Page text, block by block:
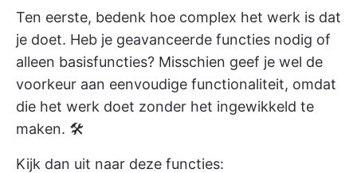
Ten eerste, bedenk hoe complex het werk is dat
je doet. Heb je geavanceerde functies nodig of
alleen basisfuncties? Misschien geef je wel de
voorkeur aan eenvoudige functionaliteit, omdat
die het werk doet zonder het ingewikkeld te
maken. 🛠️
Kijk dan uit naar deze functies: